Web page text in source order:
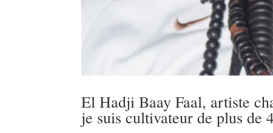
El Hadji Baay Faal, artiste
je suis cultivateur de plus de